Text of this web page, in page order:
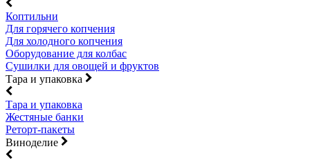
Коптильни
Для горячего копчения
Для холодного копчения
Оборудование для колбас
Сушилки для овощей и фруктов
Тара и упаковка
Тара и упаковка
Жестяные банки
Реторт-пакеты
Виноделие